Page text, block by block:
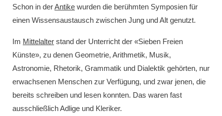
Schon in derAntike wurden die berühmten Symposien für
einen Wissensaustausch zwischen Jung und Alt genutzt.
Im Mittelalter stand der Unterricht der «Sieben Freien
Künste», zu denen Geometrie, Arithmetik, Musik,
Astronomie, Rhetorik, Grammatik und Dialektik gehörten, nur
erwachsenen Menschen zur Verfügung, und zwar jenen, die
bereits schreiben und lesen konnten. Das waren fast
ausschließlich Adlige und Kleriker.